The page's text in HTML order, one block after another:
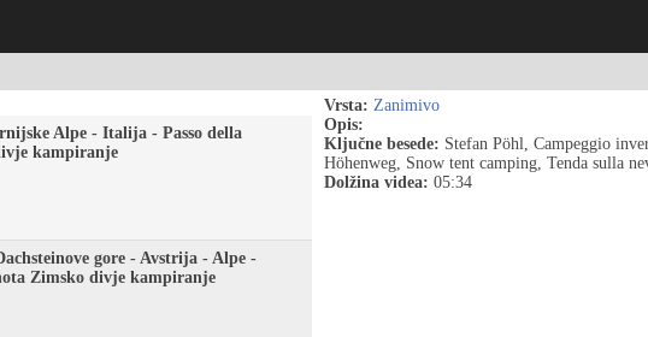
Alpe - Italija - Passo della
kampiranje
gore - Avstrija - Alpe -
Zimsko divje kampiranje
Vrsta: Zanimivo
Opis:
Ključne besede: Stefan Pöhl, Campeggio
Höhenweg, Snow tent camping, Tenda sulla
Dolžina videa: 05:34